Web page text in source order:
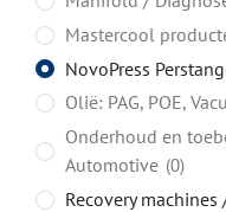
Mastercool
NovoPress
Olië: PAG, POE,
Onderhoud en
Automotive 0
Recovery machines